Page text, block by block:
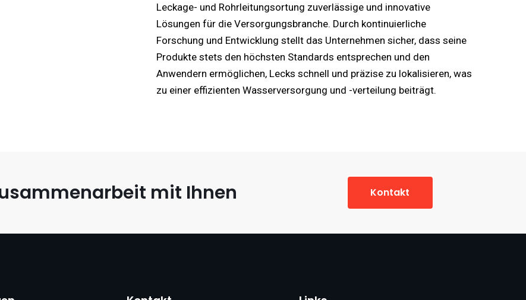
Leckage- und Rohrleitungsortung zuverlässige und innovative
Lösungen für die Versorgungsbranche. Durch kontinuierliche
Forschung und Entwicklung stellt das Unternehmen sicher, dass seine
Produkte stets den höchsten Standards entsprechen und den
Anwendern ermöglichen, Lecks schnell und präzise zu lokalisieren, was
zu einer effizienten Wasserversorgung und -verteilung beiträgt.
mit Ihnen Kontakt